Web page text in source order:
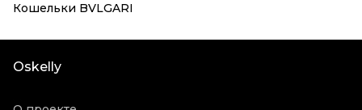
Кошельки BVLGARI
Oskelly